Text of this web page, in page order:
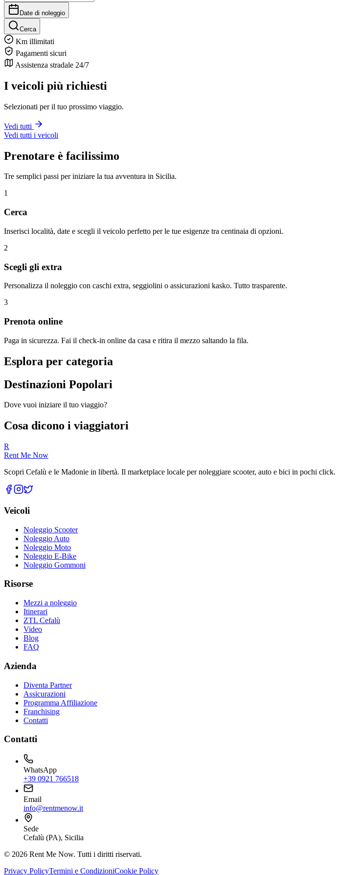
Date di noleggio
Cerca
Km illimitati
Pagamenti sicuri
Assistenza stradale 24/7
I veicoli più richiesti
Selezionati per il tuo prossimo viaggio.
Vedi tutti
Vedi tutti i veicoli
Prenotare è facilissimo
Tre semplici passi per iniziare la tua avventura in Sicilia.
1
Cerca
Inserisci località, date e scegli il veicolo perfetto per le tue esigenze tra centinaia di opzioni.
2
Scegli gli extra
Personalizza il noleggio con caschi extra, seggiolini o assicurazioni kasko. Tutto trasparente.
3
Prenota online
Paga in sicurezza. Fai il check-in online da casa e ritira il mezzo saltando la fila.
Esplora per categoria
Destinazioni Popolari
Dove vuoi iniziare il tuo viaggio?
Cosa dicono i viaggiatori
R
Rent Me Now
Scopri Cefalù e le Madonie in libertà. Il marketplace locale per noleggiare scooter, auto e bici in pochi click.
Veicoli
Noleggio Scooter
Noleggio Auto
Noleggio Moto
Noleggio E-Bike
Noleggio Gommoni
Risorse
Mezzi a noleggio
Itinerari
ZTL Cefalù
Video
Blog
FAQ
Azienda
Diventa Partner
Assicurazioni
Programma Affiliazione
Franchising
Contatti
Contatti
WhatsApp
+39 0921 766518
Email
info@rentmenow.it
Sede
Cefalù (PA), Sicilia
© 2026 Rent Me Now. Tutti i diritti riservati.
Privacy PolicyTermini e CondizioniCookie Policy